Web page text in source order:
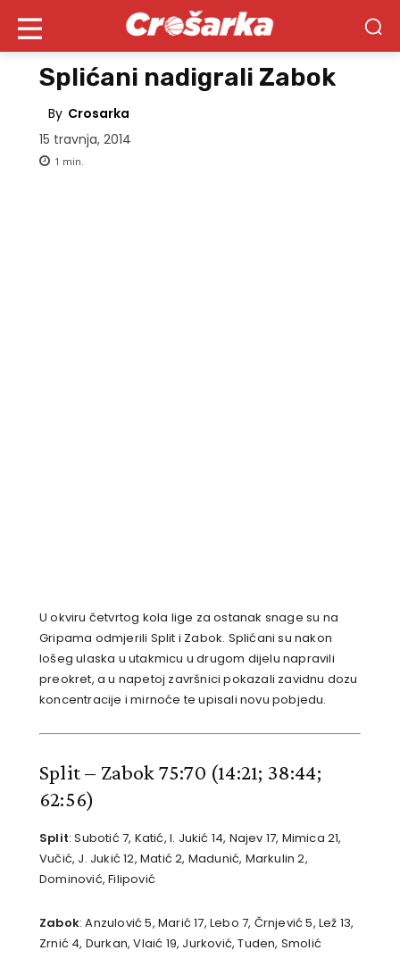
Splićani nadigrali Zabok
By Crosarka
15 travnja, 2014
1 min.
U okviru četvrtog kola lige za ostanak snage su na
Gripama odmjerili Split i Zabok. Splićani su nakon
lošeg ulaska u utakmicu u drugom dijelu napravili
preokret, a u napetoj završnici pokazali zavidnu dozu
koncentracije i mirnoće te upisali novu pobjedu.
Split – Zabok 75:70 (14:21; 38:44;
62:56)
Split: Subotić 7, Katić, I. Jukić 14, Najev 17, Mimica 21,
Vučić, J. Jukić 12, Matić 2, Madunić, Markulin 2,
Dominović, Filipović
Zabok: Anzulović 5, Marić 17, Lebo 7, Črnjević 5, Lež 13,
Zrnić 4, Durkan, Vlaić 19, Jurković, Tuden, Smolić